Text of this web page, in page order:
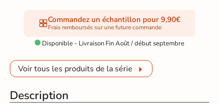
Commandez un échantillon pour 9,90€
Frais remboursés sur une future commande
 Disponible - Livraison Fin Août / début septembre
Voir tous les produits de la série
Description